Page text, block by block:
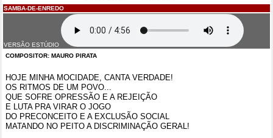
SAMBA-DE-ENREDO
VERSÃO ESTÚDIO
COMPOSITOR: MAURO PIRATA
HOJE MINHA MOCIDADE, CANTA VERDADE!
OS RITMOS DE UM POVO...
QUE SOFRE OPRESSÃO E A REJEIÇÃO
E LUTA PRA VIRAR O JOGO
DO PRECONCEITO E A EXCLUSÃO SOCIAL
MATANDO NO PEITO A DISCRIMINAÇÃO GERAL!